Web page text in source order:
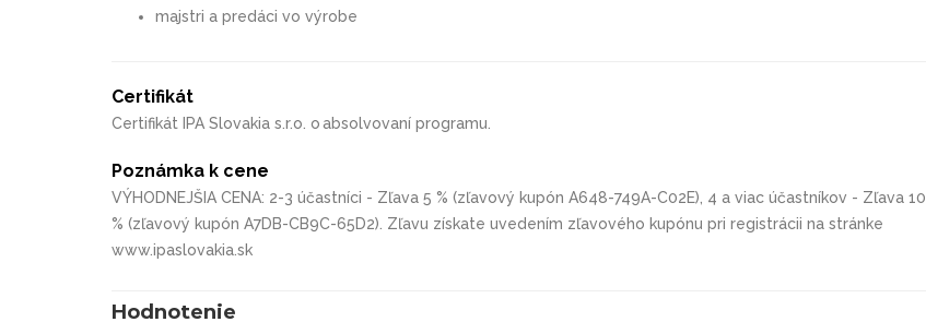
majstri a predáci vo výrobe
Certifikát
Certifikát IPA Slovakia s.r.o. o absolvovaní programu.
Poznámka k cene
VÝHODNEJŠIA CENA: 2-3 účastníci - Zľava 5 % (zľavový kupón A648-749A-C02E), 4 a viac účastníkov - Zľava 10
% (zľavový kupón A7DB-CB9C-65D2). Zľavu získate uvedením zľavového kupónu pri registrácii na stránke
www.ipaslovakia.sk
Hodnotenie